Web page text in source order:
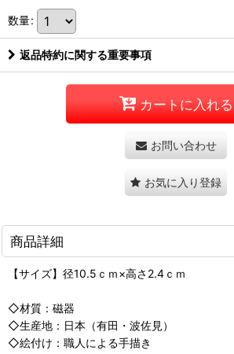
数量:
返品特約に関する重要事項
カートに入れる
お問い合わせ
お気に入り登録
商品詳細
【サイズ】径10.5ｃｍ×高さ2.4ｃｍ
◇材質：磁器
◇生産地：日本（有田・波佐見）
◇絵付け：職人による手描き